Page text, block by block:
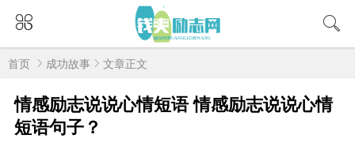
首页 成功故事 文章正文
情感励志说说心情短语 情感励志说说心情
短语句子？